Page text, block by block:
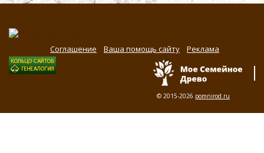
Соглашение Ваша помощь сайту Реклама
© 2015-2026 pomnirod.ru